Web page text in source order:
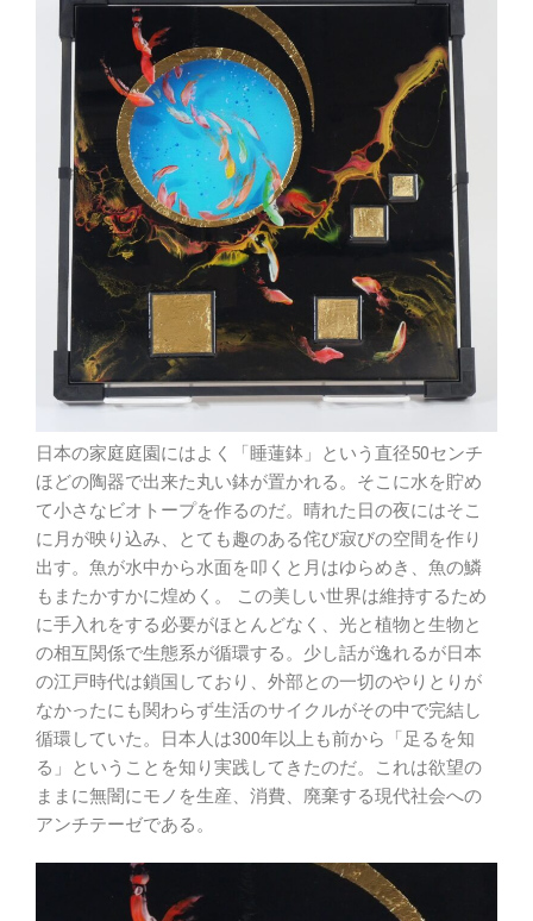
日本の家庭庭園にはよく「睡蓮鉢」という直径50センチ
ほどの陶器で出来た丸い鉢が置かれる。そこに水を貯め
て小さなビオトープを作るのだ。晴れた日の夜にはそこ
に月が映り込み、とても趣のある侘び寂びの空間を作り
出す。魚が水中から水面を叩くと月はゆらめき、魚の鱗
もまたかすかに煌めく。 この美しい世界は維持するため
に手入れをする必要がほとんどなく、光と植物と生物と
の相互関係で生態系が循環する。少し話が逸れるが日本
の江戸時代は鎖国しており、外部との一切のやりとりが
なかったにも関わらず生活のサイクルがその中で完結し
循環していた。日本人は300年以上も前から「足るを知
る」ということを知り実践してきたのだ。これは欲望の
ままに無闇にモノを生産、消費、廃棄する現代社会への
アンチテーゼである。